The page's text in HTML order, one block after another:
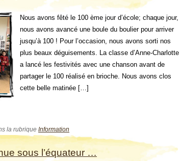
Nous avons fêté le 100 ème jour d’école; chaque jour,
nous avons avancé une boule du boulier pour arriver
jusqu’à 100 ! Pour l’occasion, nous avons sorti nos
plus beaux déguisements. La classe d’Anne-Charlotte
a lancé les festivités avec une chanson avant de
partager le 100 réalisé en brioche. Nous avons clos
cette belle matinée […]
la rubrique Information
sous l’équateur …